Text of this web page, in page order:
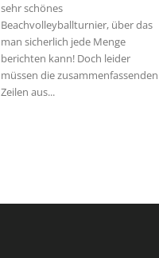
sehr schönes
Beachvolleyballturnier, über das
man sicherlich jede Menge
berichten kann! Doch leider
müssen die zusammenfassenden
Zeilen aus...